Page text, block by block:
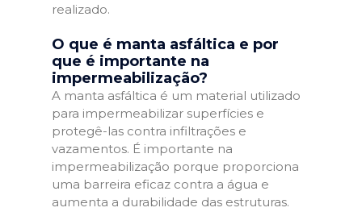
realizado.
O que é manta asfáltica e por
que é importante na
impermeabilização?
A manta asfáltica é um material utilizado
para impermeabilizar superfícies e
protegê-las contra infiltrações e
vazamentos. É importante na
impermeabilização porque proporciona
uma barreira eficaz contra a água e
aumenta a durabilidade das estruturas.